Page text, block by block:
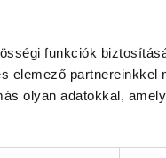
funkciók
elemező partnereinkkel
olyan adatokkal,